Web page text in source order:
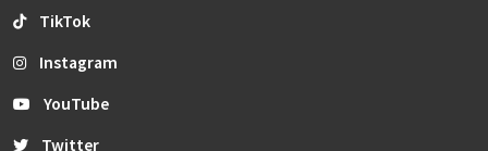
TikTok
Instagram
YouTube
Twitter